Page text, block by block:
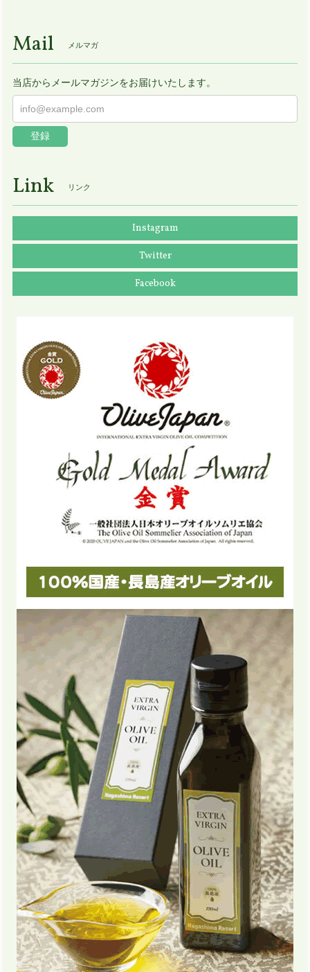
Mail メルマガ
当店からメールマガジンをお届けいたします。
登録
Link リンク
Instagram
Twitter
Facebook